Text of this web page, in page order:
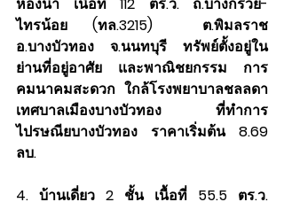
ห้องน้ำ เนื้อที่ 112 ตร.ว. ถ.บางกรวย-
ไทรน้อย (ทล.3215)  ต.พิมลราช
อ.บางบัวทอง จ.นนทบุรี ทรัพย์ตั้งอยู่ใน
ย่านที่อยู่อาศัย และพาณิชยกรรม การ
คมนาคมสะดวก ใกล้โรงพยาบาลชลลดา
เทศบาลเมืองบางบัวทอง ที่ทำการ
ไปรษณียบางบัวทอง ราคาเริ่มต้น 8.69
ลบ.
4. บ้านเดี่ยว 2 ชั้น เนื้อที่ 55.5 ตร.ว.